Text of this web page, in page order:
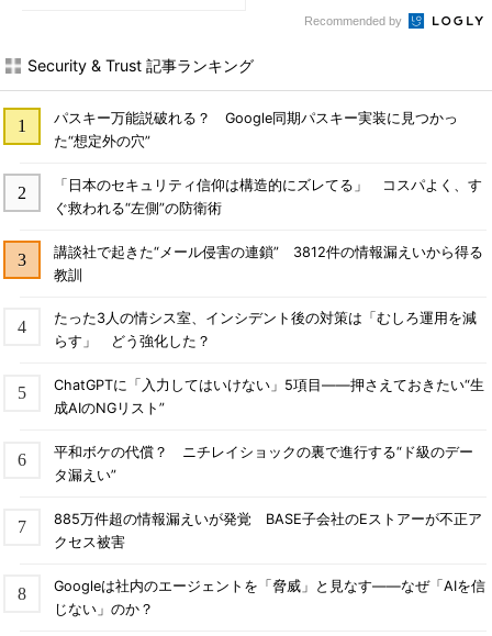
Recommended by
Security & Trust 記事ランキング
パスキー万能説破れる？ Google同期パスキー実装に見つかっ
た“想定外の穴”
「日本のセキュリティ信仰は構造的にズレてる」 コスパよく、す
ぐ救われる“左側”の防衛術
講談社で起きた“メール侵害の連鎖” 3812件の情報漏えいから得る
教訓
たった3人の情シス室、インシデント後の対策は「むしろ運用を減
らす」 どう強化した？
ChatGPTに「入力してはいけない」5項目――押さえておきたい“生
成AIのNGリスト”
平和ボケの代償？ ニチレイショックの裏で進行する“ド級のデー
タ漏えい”
885万件超の情報漏えいが発覚 BASE子会社のEストアーが不正ア
クセス被害
Googleは社内のエージェントを「脅威」と見なす――なぜ「AIを信
じない」のか？